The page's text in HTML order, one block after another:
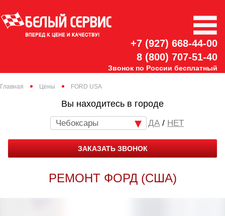
+7 (927) 668-44-00
8 (800) 707-51-40
Звонок по России бесплатный
Главная Цены FORD USA
Вы находитесь в городе
Чебоксары / НЕТ
ЗАКАЗАТЬ ЗВОНОК
РЕМОНТ ФОРД (США)